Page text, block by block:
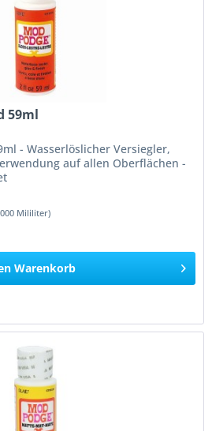
59ml
- Wasserlöslicher Versiegler,
auf allen Oberflächen -
Mililiter)
Warenkorb